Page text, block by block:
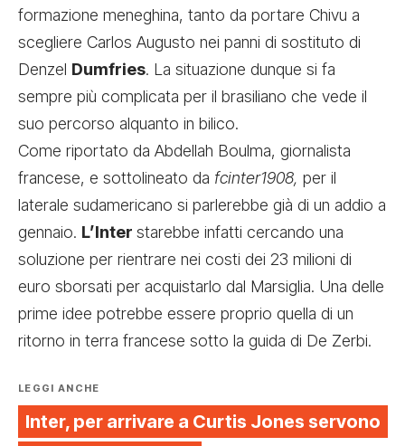
formazione meneghina, tanto da portare Chivu a
scegliere Carlos Augusto nei panni di sostituto di
Denzel Dumfries. La situazione dunque si fa
sempre più complicata per il brasiliano che vede il
suo percorso alquanto in bilico.
Come riportato da Abdellah Boulma, giornalista
francese, e sottolineato da fcinter1908, per il
laterale sudamericano si parlerebbe già di un addio a
gennaio. L’Inter starebbe infatti cercando una
soluzione per rientrare nei costi dei 23 milioni di
euro sborsati per acquistarlo dal Marsiglia. Una delle
prime idee potrebbe essere proprio quella di un
ritorno in terra francese sotto la guida di De Zerbi.
LEGGI ANCHE
Inter, per arrivare a Curtis Jones servono